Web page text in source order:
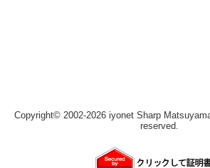
Copyright© 2002-2026 iyonet Sharp
reserved.